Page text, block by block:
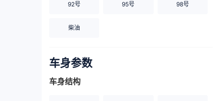
92号 95号 98号
柴油
车身参数
车身结构